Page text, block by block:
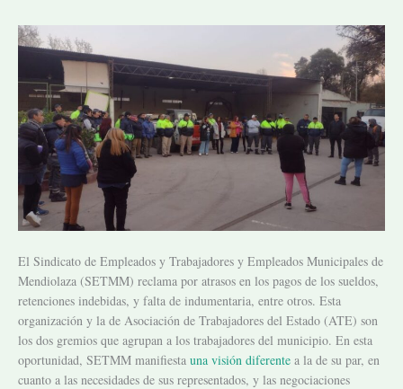
El Sindicato de Empleados y Trabajadores y Empleados Municipales de
Mendiolaza (SETMM) reclama por atrasos en los pagos de los sueldos,
retenciones indebidas, y falta de indumentaria, entre otros. Esta
organización y la de Asociación de Trabajadores del Estado (ATE) son
los dos gremios que agrupan a los trabajadores del municipio. En esta
oportunidad, SETMM manifiesta una visión diferente a la de su par, en
cuanto a las necesidades de sus representados, y las negociaciones